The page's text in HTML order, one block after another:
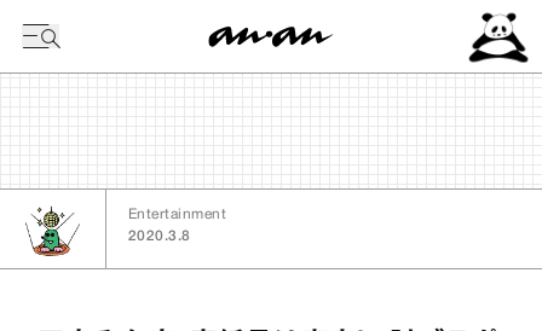
Entertainment
2020.3.8